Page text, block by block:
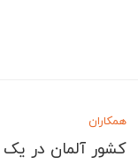
همکاران
کشور آلمان در یک